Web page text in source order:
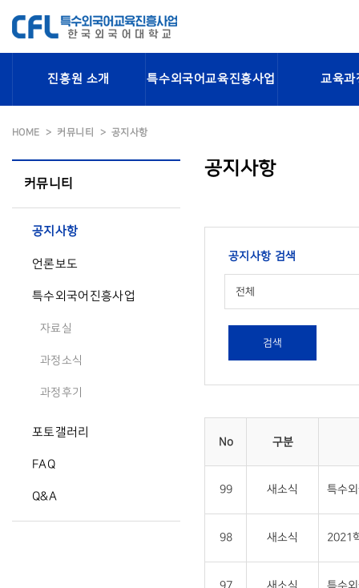
진흥원 소개 특수외국어교육진흥사업 교육과
HOME 커뮤니티 공지사항
커뮤니티
공지사항
언론보도
특수외국어진흥사업
자료실
과정소식
과정후기
포토갤러리
FAQ
Q&A
공지사항
공지사항 검색
전체
검색
No 구분
99 새소식 특수
98 새소식 2021
97 새소식 특수